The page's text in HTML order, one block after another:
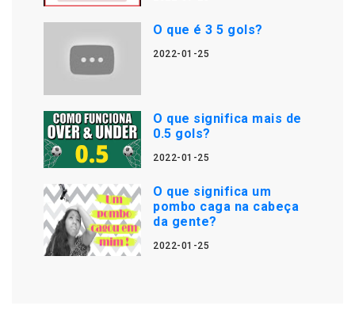
O que é 3 5 gols?
2022-01-25
O que significa mais de
0.5 gols?
2022-01-25
O que significa um
pombo caga na cabeça
da gente?
2022-01-25